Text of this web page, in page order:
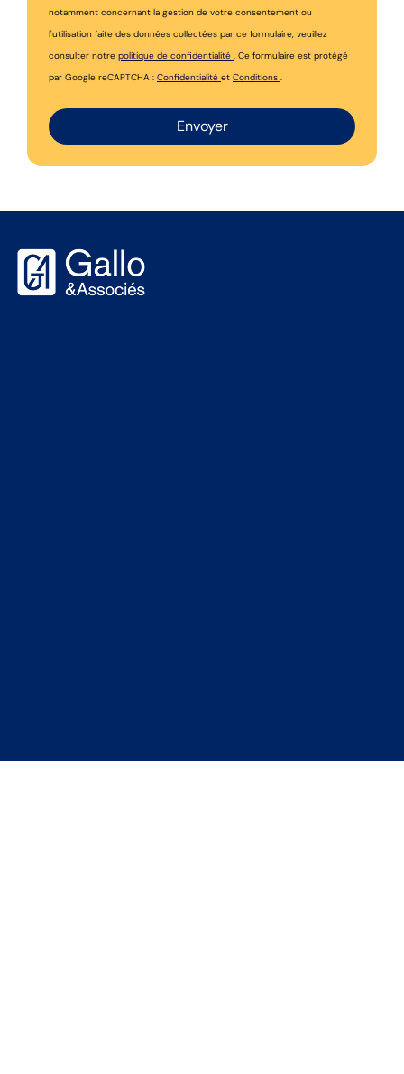
notamment concernant la gestion de votre consentement ou
l'utilisation faite des données collectées par ce formulaire, veuillez
consulter notre politique de confidentialité . Ce formulaire est protégé
par Google reCAPTCHA : Confidentialité et Conditions .
Envoyer